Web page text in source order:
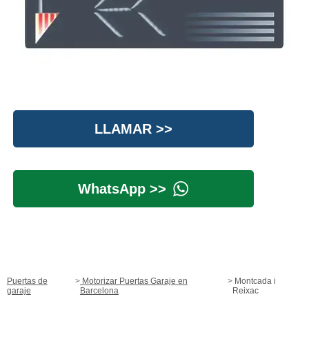
LLAMAR >>
WhatsApp >>
Puertas de
garaje
Motorizar Puertas Garaje en
Barcelona
Montcada i
Reixac